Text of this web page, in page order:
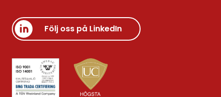
Följ oss på LinkedIn